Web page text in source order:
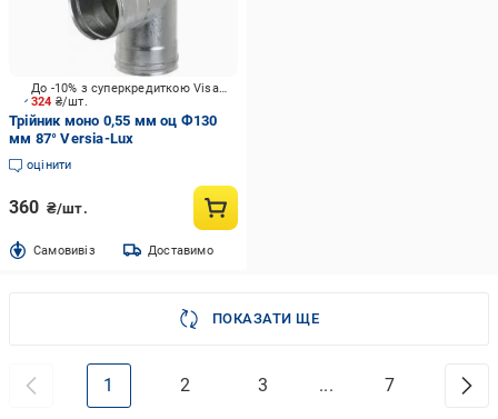
324 ₴/шт.
До -10% з суперкредиткою Visa Вигода
Трійник моно 0,55 мм оц Ф130
мм 87° Versia-Lux
оцінити
360 ₴/шт.
Cамовивіз Доставимо
ПОКАЗАТИ ЩЕ
1 2 3 ... 7